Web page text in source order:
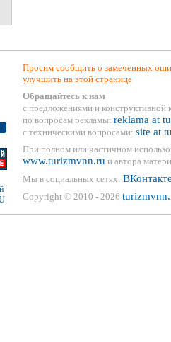
Просим сообщить о замеченных
улучшить на этой странице
Обращайтесь к нам
с предложениями и конструктивной
по вопросам рекламы: reklama at
с техническими вопросами: site at
При полном или частичном
www.turizmvnn.ru и автора
Мы в социальных сетях:
Copyright © 2010 - 2026